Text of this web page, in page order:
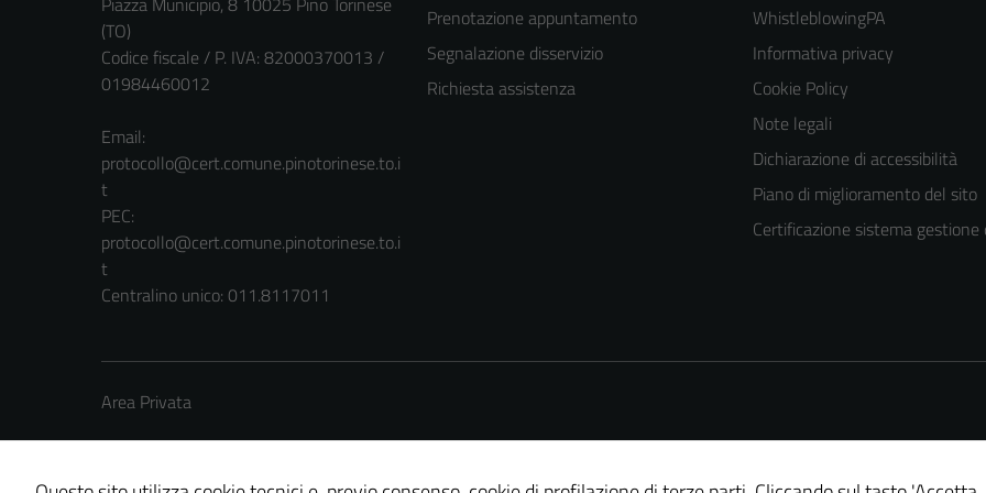
(TO)
Codice fiscale / P. IVA: 82000370013 /
01984460012
Email:
protocollo@cert.comune.pinotorinese.to.i
t
PEC:
protocollo@cert.comune.pinotorinese.to.i
t
Centralino unico: 011.8117011
Prenotazione appuntamento
Segnalazione disservizio
Richiesta assistenza
WhistleblowingPA
Informativa privacy
Cookie Policy
Note legali
Dichiarazione di accessibilità
Piano di miglioramento del sito
Certificazione sistema gestione
Area Privata